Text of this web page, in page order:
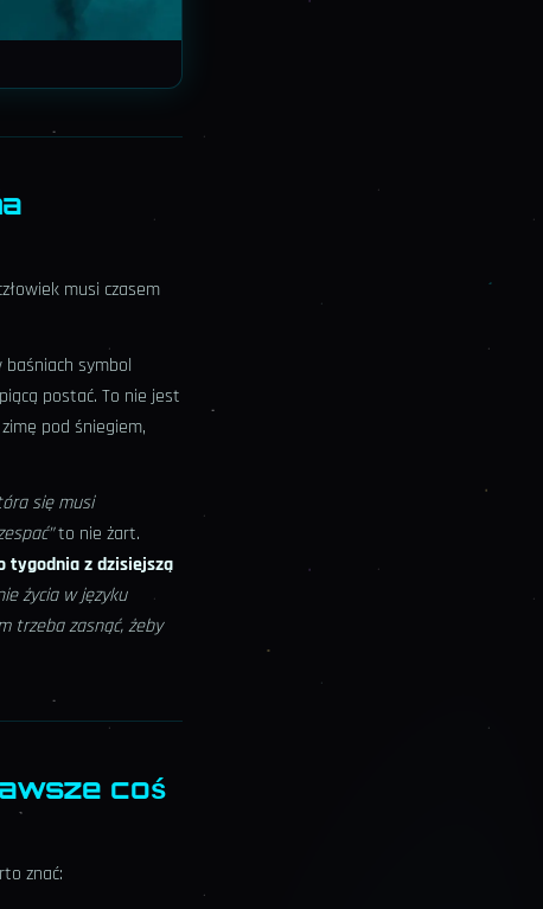
musi czasem
symbol
postać. To nie jest
pod śniegiem,
się musi
to nie żart.
tygodnia z dzisiejszą
życia w języku
trzeba zasnąć, żeby
coś
znać: